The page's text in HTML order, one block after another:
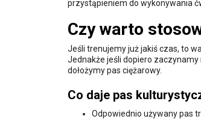
przystąpieniem do wykonywania
Czy warto
Jeśli trenujemy już jakiś czas, to
Jednakże jeśli dopiero
dołożymy pas ciężarowy.
Co daje pas
Odpowiednio używany pas